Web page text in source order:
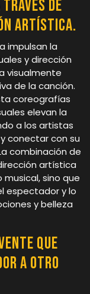
de
artística.
impulsan la
y dirección
visualmente
de la canción.
coreografías
elevan la
a los artistas
conectar con su
combinación de
artística
sino que
espectador y lo
y belleza
que
a otro